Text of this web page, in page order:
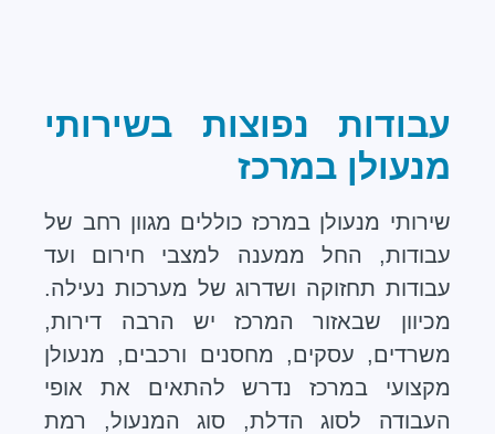
עבודות נפוצות בשירותי
מנעולן במרכז
שירותי מנעולן במרכז כוללים מגוון רחב של
עבודות, החל ממענה למצבי חירום ועד
עבודות תחזוקה ושדרוג של מערכות נעילה.
מכיוון שבאזור המרכז יש הרבה דירות,
משרדים, עסקים, מחסנים ורכבים, מנעולן
מקצועי במרכז נדרש להתאים את אופי
העבודה לסוג הדלת, סוג המנעול, רמת